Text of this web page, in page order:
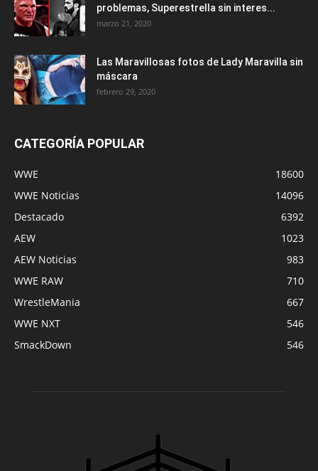
problemas, Superestrella sin interes...
marzo 21, 2020
Las Maravillosas fotos de Lady Maravilla sin
máscara
febrero 29, 2020
CATEGORÍA POPULAR
WWE
18600
WWE Noticias
14096
Destacado
6392
AEW
1023
AEW Noticias
983
WWE RAW
710
WrestleMania
667
WWE NXT
546
SmackDown
546